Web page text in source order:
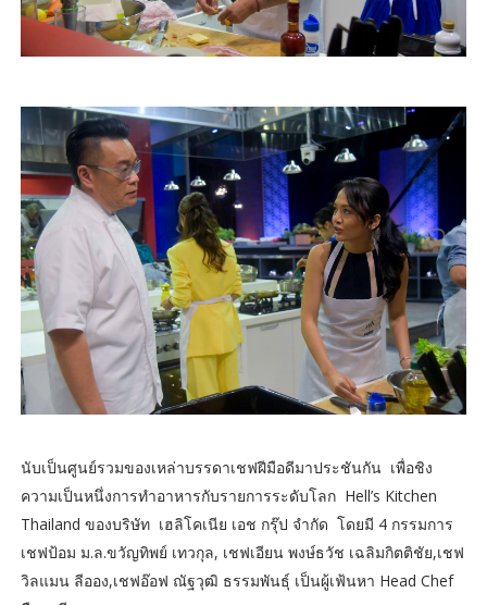
นับเป็นศูนย์รวมของเหล่าบรรดาเชฟฝีมือดีมาประชันกัน เพื่อชิง
ความเป็นหนึ่งการทำอาหารกับรายการระดับโลก Hell’s Kitchen
Thailand ของบริษัท เฮลิโคเนีย เอช กรุ๊ป จำกัด โดยมี 4 กรรมการ
เชฟป้อม ม.ล.ขวัญทิพย์ เทวกุล, เชฟเอียน พงษ์ธวัช เฉลิมกิตติชัย,เชฟ
วิลแมน ลีออง,เชฟอ๊อฟ ณัฐวุฒิ ธรรมพันธุ์ เป็นผู้เฟ้นหา Head Chef